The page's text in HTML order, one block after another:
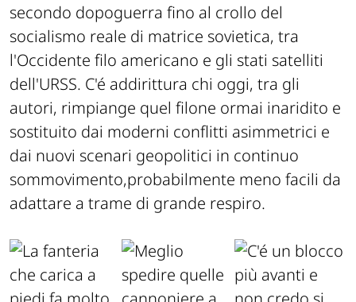
secondo dopoguerra fino al crollo del
socialismo reale di matrice sovietica, tra
l'Occidente filo americano e gli stati satelliti
dell'URSS. C'é addirittura chi oggi, tra gli
autori, rimpiange quel filone ormai inaridito e
sostituito dai moderni conflitti asimmetrici e
dai nuovi scenari geopolitici in continuo
sommovimento,probabilmente meno facili da
adattare a trame di grande respiro.